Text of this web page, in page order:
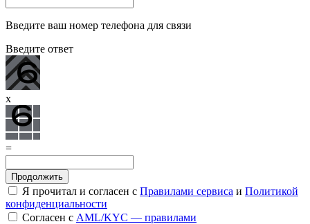
Введите ваш номер телефона для связи
Введите ответ
x
=
Я прочитал и согласен с Правилами сервиса и Политикой
конфиденциальности
Согласен с AML/KYC — правилами